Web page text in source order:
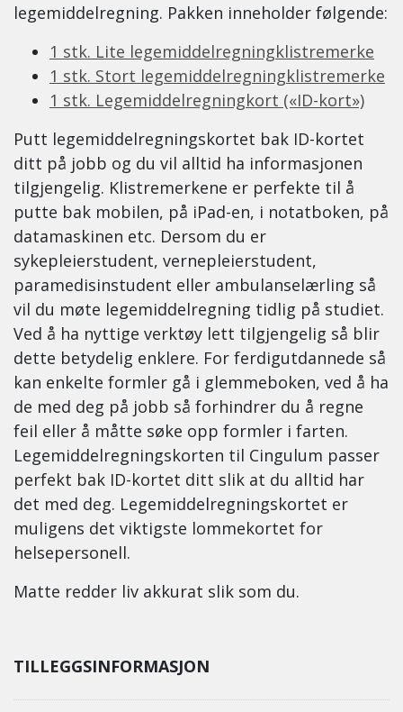
legemiddelregning. Pakken inneholder følgende:
1 stk. Lite legemiddelregningklistremerke
1 stk. Stort legemiddelregningklistremerke
1 stk. Legemiddelregningkort («ID-kort»)
Putt legemiddelregningskortet bak ID-kortet
ditt på jobb og du vil alltid ha informasjonen
tilgjengelig. Klistremerkene er perfekte til å
putte bak mobilen, på iPad-en, i notatboken, på
datamaskinen etc. Dersom du er
sykepleierstudent, vernepleierstudent,
paramedisinstudent eller ambulanselærling så
vil du møte legemiddelregning tidlig på studiet.
Ved å ha nyttige verktøy lett tilgjengelig så blir
dette betydelig enklere. For ferdigutdannede så
kan enkelte formler gå i glemmeboken, ved å ha
de med deg på jobb så forhindrer du å regne
feil eller å måtte søke opp formler i farten.
Legemiddelregningskorten til Cingulum passer
perfekt bak ID-kortet ditt slik at du alltid har
det med deg. Legemiddelregningskortet er
muligens det viktigste lommekortet for
helsepersonell.
Matte redder liv akkurat slik som du.
TILLEGGSINFORMASJON